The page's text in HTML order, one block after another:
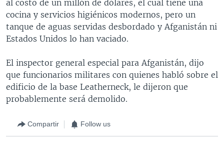
al costo de un millón de dólares, el cual tiene una
cocina y servicios higiénicos modernos, pero un
tanque de aguas servidas desbordado y Afganistán ni
Estados Unidos lo han vaciado.
El inspector general especial para Afganistán, dijo
que funcionarios militares con quienes habló sobre el
edificio de la base Leatherneck, le dijeron que
probablemente será demolido.
Compartir Follow us